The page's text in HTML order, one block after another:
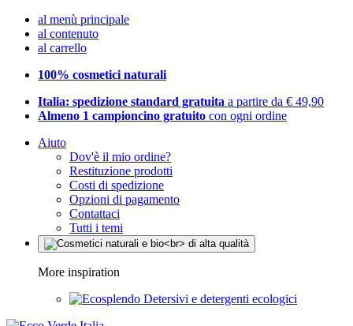
al menù principale
al contenuto
al carrello
100% cosmetici naturali
Italia: spedizione standard gratuita a partire da € 49,90
Almeno 1 campioncino gratuito con ogni ordine
Aiuto
Dov'è il mio ordine?
Restituzione prodotti
Costi di spedizione
Opzioni di pagamento
Contattaci
Tutti i temi
More inspiration
Detersivi e detergenti ecologici